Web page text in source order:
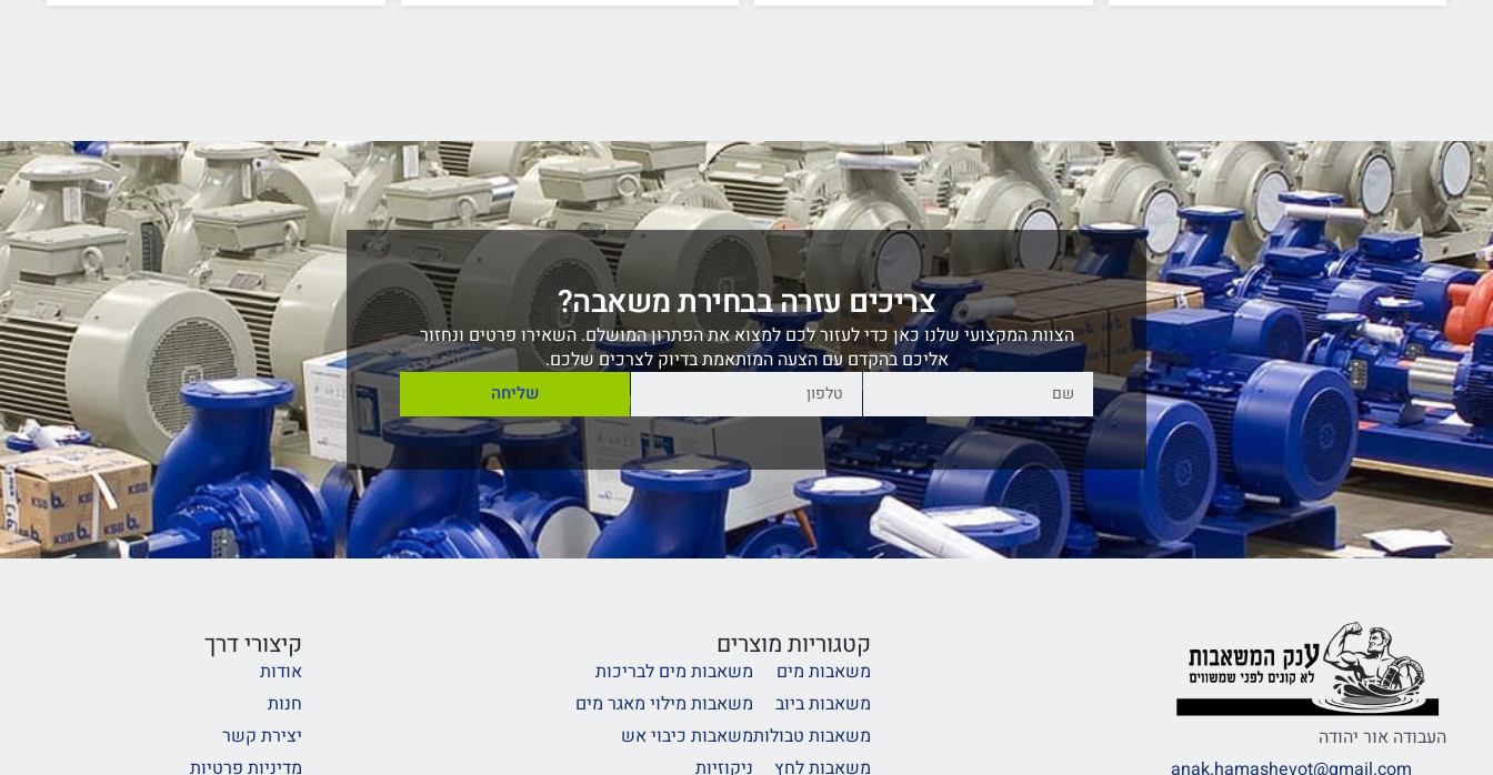
צריכים עזרה בבחירת משאבה?
הצוות המקצועי שלנו כאן כדי לעזור לכם למצוא את הפתרון המושלם. השאירו פרטים ונחזור
אליכם בהקדם עם הצעה המותאמת בדיוק לצרכים שלכם.
שליחה
העבודה אור יהודה
anak.hamashevot@gmail.com
קטגוריות מוצרים
משאבות מים
משאבות ביוב
משאבות טבולות
משאבות לחץ
משאבות מים לבריכות
משאבות מילוי מאגר מים
משאבות כיבוי אש
ניקוזיות
קיצורי דרך
אודות
חנות
יצירת קשר
מדיניות פרטיות